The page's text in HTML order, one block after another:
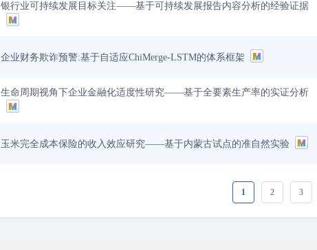
银行业可持续发展目标关注——基于可持续发展报告内容分析的经验证据
企业财务欺诈预警:基于自适应ChiMerge-LSTM的体系框架
生命周期视角下企业金融化适度性研究——基于全要素生产率的实证分析
玉米完全成本保险的收入效应研究——基于内蒙古试点的准自然实验
1 2 3